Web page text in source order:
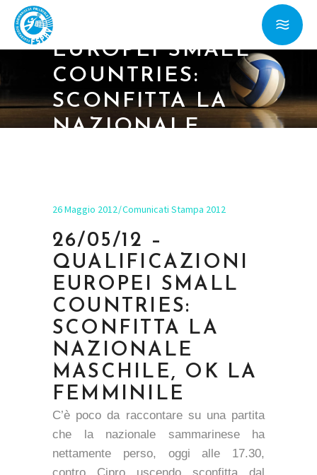
QUALIFICAZIONI
EUROPEI SMALL
COUNTRIES:
SCONFITTA LA
NAZIONALE
26 Maggio 2012 Comunicati Stampa 2012
26/05/12 –
QUALIFICAZIONI
EUROPEI SMALL
COUNTRIES:
SCONFITTA LA
NAZIONALE
MASCHILE, OK LA
FEMMINILE
C’è poco da raccontare su una partita
che la nazionale sammarinese ha
nettamente perso, oggi alle 17.30,